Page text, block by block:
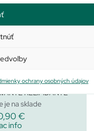
ochrany osobných údajov
XeraCalm A.D HUILE
RELIPIDANTE
je na sklade
€
info